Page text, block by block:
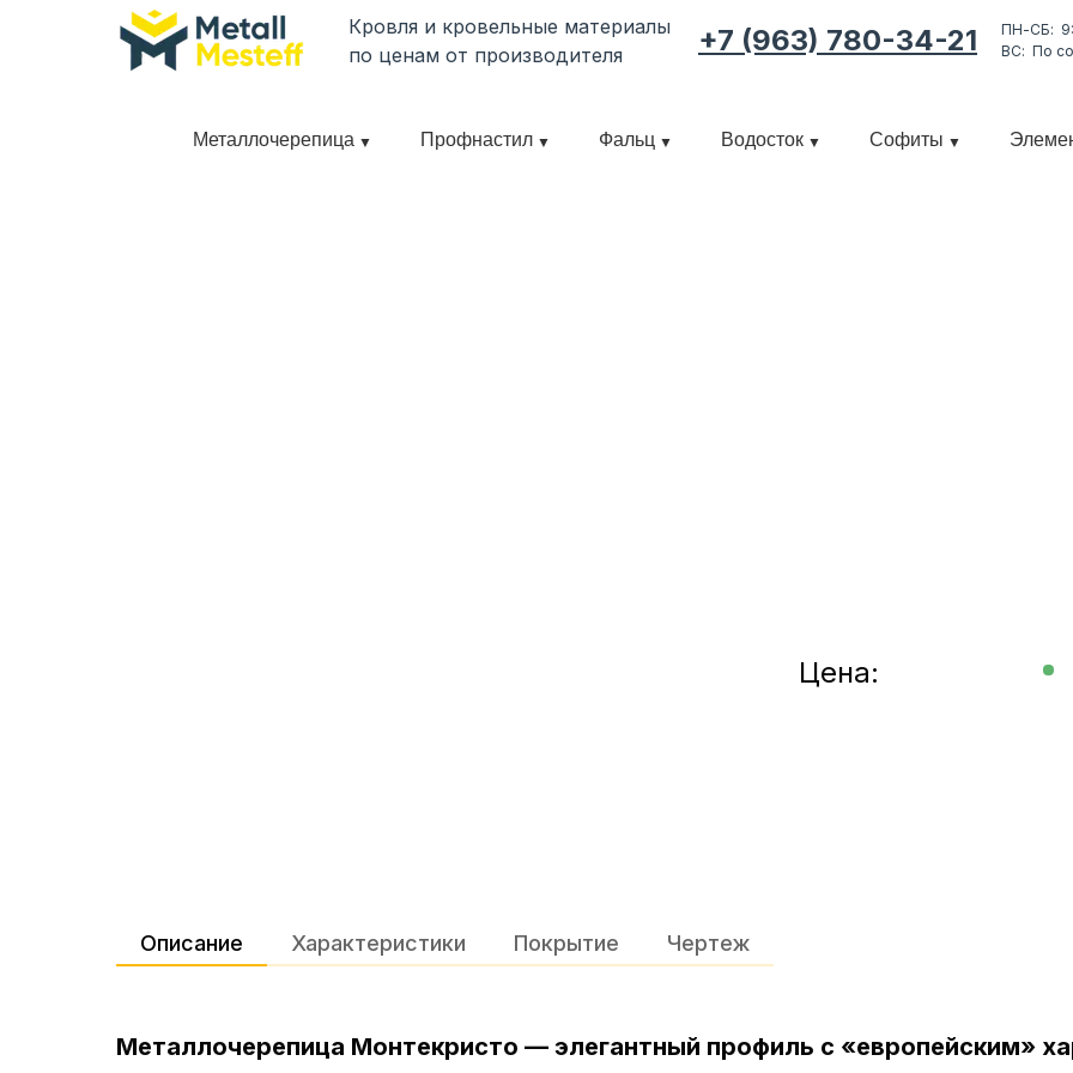
Кровля и кровельные материалы
по ценам от производителя
+7 (963) 780-34-21
ПН-СБ:
ВС: По
Металлочерепица Профнастил Фальц Водосток Софиты
Цена:
Описание Характеристики Покрытие Чертеж
Металлочерепица Монтекристо — элегантный профиль с «европейским»